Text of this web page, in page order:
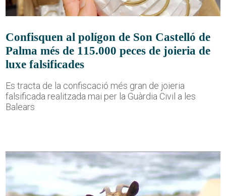
Confisquen al polígon de Son Castelló de
Palma més de 115.000 peces de joieria de
luxe falsificades
Es tracta de la confiscació més gran de joieria
falsificada realitzada mai per la Guàrdia Civil a les
Balears